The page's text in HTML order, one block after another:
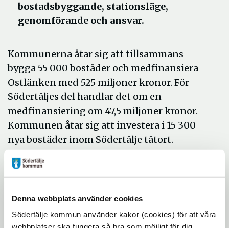
Denna webbplats använder cookies
Södertälje kommun använder kakor (cookies) för att våra
bostadsbyggande, stationsläge,
genomförande och ansvar.
Kommunerna åtar sig att tillsammans
bygga 55 000 bostäder och medfinansiera
Ostlänken med 525 miljoner kronor. För
Södertäljes del handlar det om en
medfinansiering om 47,5 miljoner kronor.
Kommunen åtar sig att investera i 15 300
nya bostäder inom Södertälje tätort.
Med Ostlänken bekräftas Södertälje Syds
nationellt resande:
– Södertälje växer och vi har all anledning